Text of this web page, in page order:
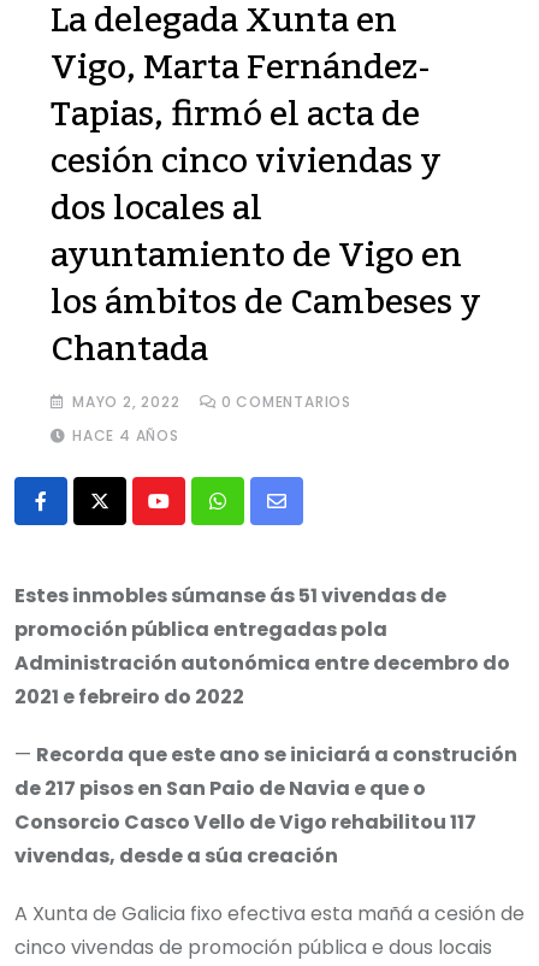
La delegada Xunta en
Vigo, Marta Fernández-
Tapias, firmó el acta de
cesión cinco viviendas y
dos locales al
ayuntamiento de Vigo en
los ámbitos de Cambeses y
Chantada
MAYO 2, 2022 0 COMENTARIOS
HACE 4 AÑOS
YoutubeWhatsapp
Share
Email
Estes inmobles súmanse ás 51 vivendas de
promoción pública entregadas pola
Administración autonómica entre decembro do
2021 e febreiro do 2022
— Recorda que este ano se iniciará a construción
de 217 pisos en San Paio de Navia e que o
Consorcio Casco Vello de Vigo rehabilitou 117
vivendas, desde a súa creación
A Xunta de Galicia fixo efectiva esta mañá a cesión de
cinco vivendas de promoción pública e dous locais